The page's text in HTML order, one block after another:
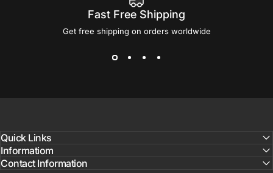
Fast Free Shipping
Get free shipping on orders worldwide
Quick Links
Informatiom
Contact Information